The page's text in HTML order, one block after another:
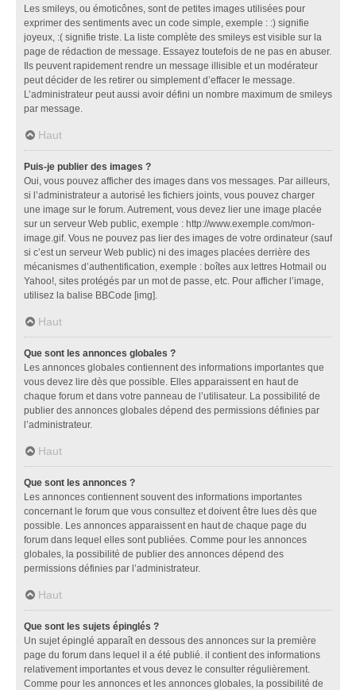
Les smileys, ou émoticônes, sont de petites images utilisées pour
exprimer des sentiments avec un code simple, exemple : :) signifie
joyeux, :( signifie triste. La liste complète des smileys est visible sur la
page de rédaction de message. Essayez toutefois de ne pas en abuser.
Ils peuvent rapidement rendre un message illisible et un modérateur
peut décider de les retirer ou simplement d’effacer le message.
L’administrateur peut aussi avoir défini un nombre maximum de smileys
par message.
Haut
Puis-je publier des images ?
Oui, vous pouvez afficher des images dans vos messages. Par ailleurs,
si l’administrateur a autorisé les fichiers joints, vous pouvez charger
une image sur le forum. Autrement, vous devez lier une image placée
sur un serveur Web public, exemple : http://www.exemple.com/mon-
image.gif. Vous ne pouvez pas lier des images de votre ordinateur (sauf
si c’est un serveur Web public) ni des images placées derrière des
mécanismes d’authentification, exemple : boîtes aux lettres Hotmail ou
Yahoo!, sites protégés par un mot de passe, etc. Pour afficher l’image,
utilisez la balise BBCode [img].
Haut
Que sont les annonces globales ?
Les annonces globales contiennent des informations importantes que
vous devez lire dès que possible. Elles apparaissent en haut de
chaque forum et dans votre panneau de l’utilisateur. La possibilité de
publier des annonces globales dépend des permissions définies par
l’administrateur.
Haut
Que sont les annonces ?
Les annonces contiennent souvent des informations importantes
concernant le forum que vous consultez et doivent être lues dès que
possible. Les annonces apparaissent en haut de chaque page du
forum dans lequel elles sont publiées. Comme pour les annonces
globales, la possibilité de publier des annonces dépend des
permissions définies par l’administrateur.
Haut
Que sont les sujets épinglés ?
Un sujet épinglé apparaît en dessous des annonces sur la première
page du forum dans lequel il a été publié. il contient des informations
relativement importantes et vous devez le consulter régulièrement.
Comme pour les annonces et les annonces globales, la possibilité de